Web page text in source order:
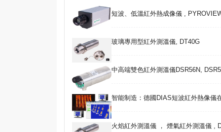
短波、低溫紅外熱成像儀 ,
玻璃專用型紅外測溫儀, DT40G
中高端雙色紅外測溫儀DSR56N,
智能制造：德國DIAS短波紅外熱像儀
火焰紅外測溫儀 ， 煙氣紅外測溫儀 ,